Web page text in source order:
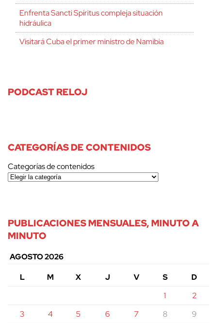
Enfrenta Sancti Spíritus compleja situación
hidráulica
Visitará Cuba el primer ministro de Namibia
PODCAST RELOJ
CATEGORÍAS DE CONTENIDOS
Categorías de contenidos
PUBLICACIONES MENSUALES, MINUTO A
MINUTO
AGOSTO 2026
L
M X J V S
D
1
2
3
4 5 6 7 8
9